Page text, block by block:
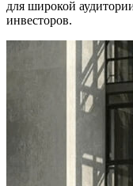
для широкой
инвесторов.